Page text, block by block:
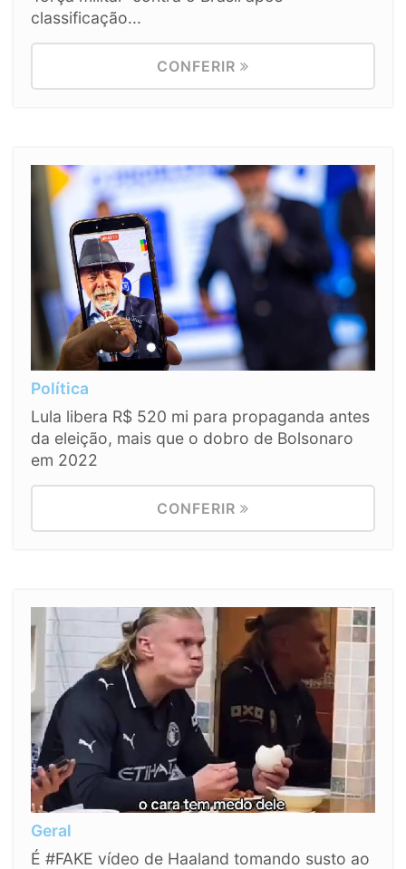
classificação...
CONFERIR
Política
Lula libera R$ 520 mi para propaganda antes
da eleição, mais que o dobro de Bolsonaro
em 2022
CONFERIR
Geral
É #FAKE vídeo de Haaland tomando susto ao